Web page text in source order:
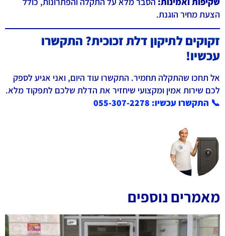
הצעת מחיר הוגנת.
זקוקים לתיקון דלת זכוכית? התקשרו
עכשיו!
אל תחכו שהתקלה תחמיר. התקשרו עוד היום, ואני אגיע לספק
לכם שירות אמין ומקצועי שיחזיר את הדלת שלכם לתפקוד מלא.
📞 התקשרו עכשיו: 055-307-2278
מאמרים נוספים